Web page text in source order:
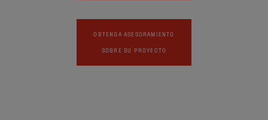
OBTENGA ASESORAMIENTO
SOBRE SU PROYECTO